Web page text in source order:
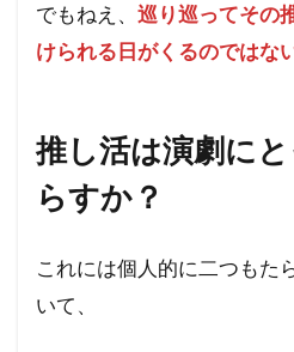
でもねえ、 巡り巡ってその
けられる日がくるのではな
推し活は演劇に
らすか？
これには個人的に二つもた
いて、